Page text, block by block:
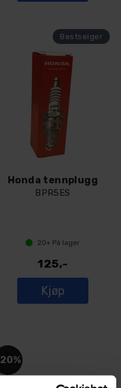
Honda tennplugg
BPR5ES
20+ På lager
125,-
Kjøp
20%